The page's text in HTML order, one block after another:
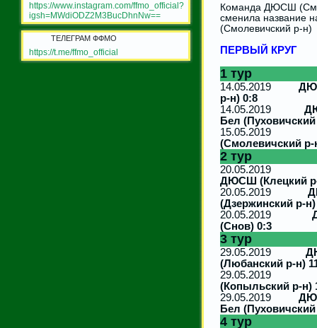
https://www.instagram.com/ffmo_official?
igsh=MWdiODZ2M3BucDhnNw==
ТЕЛЕГРАМ ФФМО
https://t.me/ffmo_official
Команда ДЮСШ
сменила название
(Смолевичский р-н)
ПЕРВЫЙ КРУГ
1 тур
14.05.2019
р-н) 0:8
14.05.2019
Бел
(Смолевичский р-
2 тур
ДЮСШ (Клецкий
20.05.2019
(Дзержинский р-н)
20.05.2019
(Снов) 0:3
3 тур
29.05.2019
(Любанский р-н)
(Копыльский р-н)
29.05.2019
Бел
4 тур